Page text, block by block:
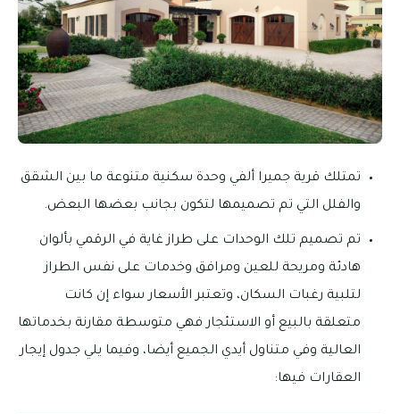
تمتلك قرية جميرا ألفي وحدة سكنية متنوعة ما بين الشقق
والفلل التي تم تصميمها لتكون بجانب بعضها البعض.
تم تصميم تلك الوحدات على طراز غاية في الرقمي بألوان
هادئة ومريحة للعين ومرافق وخدمات على نفس الطراز
لتلبية رغبات السكان، وتعتبر الأسعار سواء إن كانت
متعلقة بالبيع أو الاستئجار فهي متوسطة مقارنة بخدماتها
العالية وفي متناول أيدي الجميع أيضا، وفيما يلي جدول إيجار
العقارات فيها: